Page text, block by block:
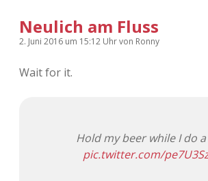
KFMW-Disco
Täglicher Sinnwahn
Contact
Adventskalender
Neulich am Fluss
2. Juni 2016 um 15:12 Uhrvon Ronny
Wait for it.
Hold my beer while I do
pic.twitter.com/